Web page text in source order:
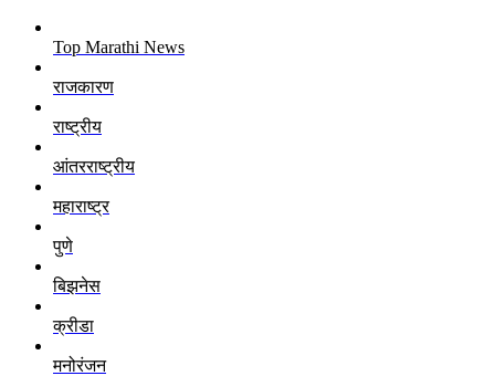
Top Marathi News
राजकारण
राष्ट्रीय
आंतरराष्ट्रीय
महाराष्ट्र
पुणे
बिझनेस
क्रीडा
मनोरंजन